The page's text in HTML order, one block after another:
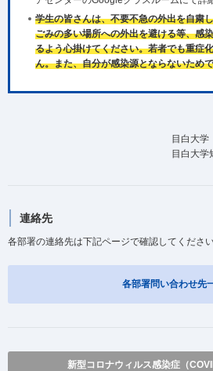
学生の皆さんは、不要不急の外出を自粛
ごみの多い場所への外出を避ける等、感
るよう心掛けてください。若者でも重症
ん。また、自分が感染源とならないため
目白
目白大
連絡先
各部署の連絡先は下記ページで確認してください
各部署問い合わせ先
新型コロナウィルス感染症（